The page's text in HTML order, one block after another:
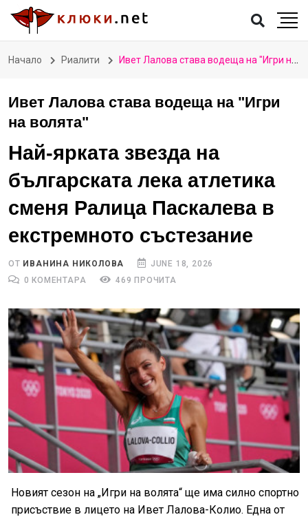
Начало Риалити Ивет Лалова става водеща на "Игри на волята"
Ивет Лалова става водеща на "Игри
на волята"
Най-ярката звезда на
българската лека атлетика
сменя Ралица Паскалева в
екстремното състезание
ОТ ИВАНИНА НИКОЛОВА
JUNE 18, 2026
0 КОМЕНТАРА
469 ПРОЧИТА
Новият сезон на „Игри на волята“ ще има силно спортно
присъствие в лицето на Ивет Лалова-Колио. Една от